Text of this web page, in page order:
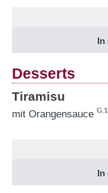
Desserts
Tiramisu
mit Orangensauce G,1